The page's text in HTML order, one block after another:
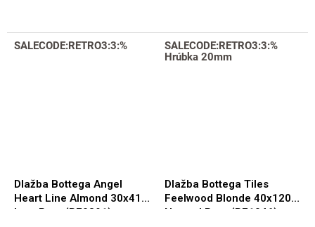
SALECODE:RETRO3:3:%
Dlažba Bottega Angel
Heart Line Almond 30x41
Luc. Rett. (B70891)
SALECODE:RETRO3:3:%
Hrúbka 20mm
Dlažba Bottega Tiles
Feelwood Blonde 40x120
Natural Rett. (B71046)